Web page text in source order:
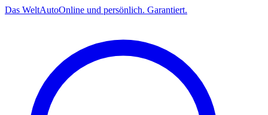
Das WeltAutoOnline und persönlich. Garantiert.